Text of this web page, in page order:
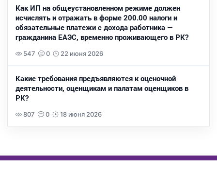
Как ИП на общеустановленном режиме должен
исчислять и отражать в форме 200.00 налоги и
обязательные платежи с дохода работника —
гражданина ЕАЭС, временно проживающего в РК?
547 0 22 июня 2026
Какие требования предъявляются к оценочной
деятельности, оценщикам и палатам оценщиков в
РК?
807 0 18 июня 2026